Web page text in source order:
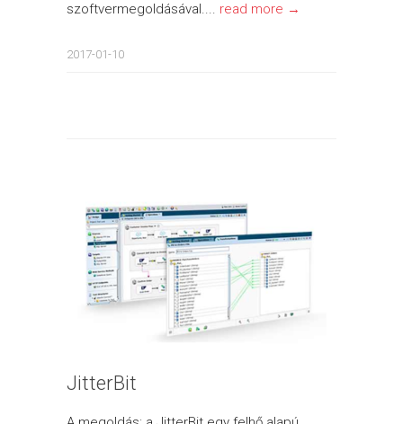
szoftvermegoldásával.... read more →
2017-01-10
JitterBit